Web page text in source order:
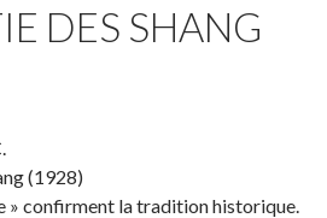
DES SHANG
(1928)
» confirment la tradition historique.